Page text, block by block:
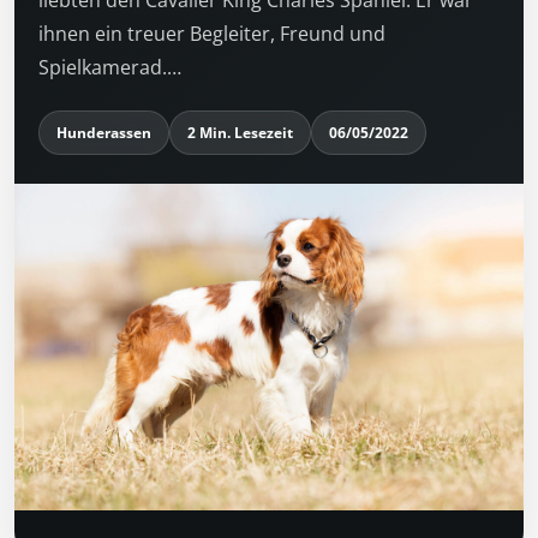
ihnen ein treuer Begleiter, Freund und
Spielkamerad.…
Hunderassen 2 Min. Lesezeit 06/05/2022